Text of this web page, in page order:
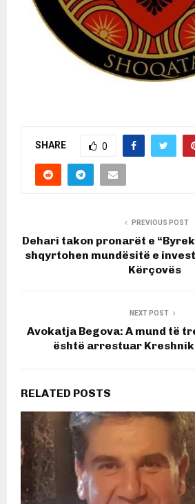
SHARE 0
PREVIOUS POST
Dehari takon pronarët e
shqyrtohen mundësitë e
Kërçovës
NEXT POST
Avokatja Begova: A mund të
është arrestuar
RELATED POSTS